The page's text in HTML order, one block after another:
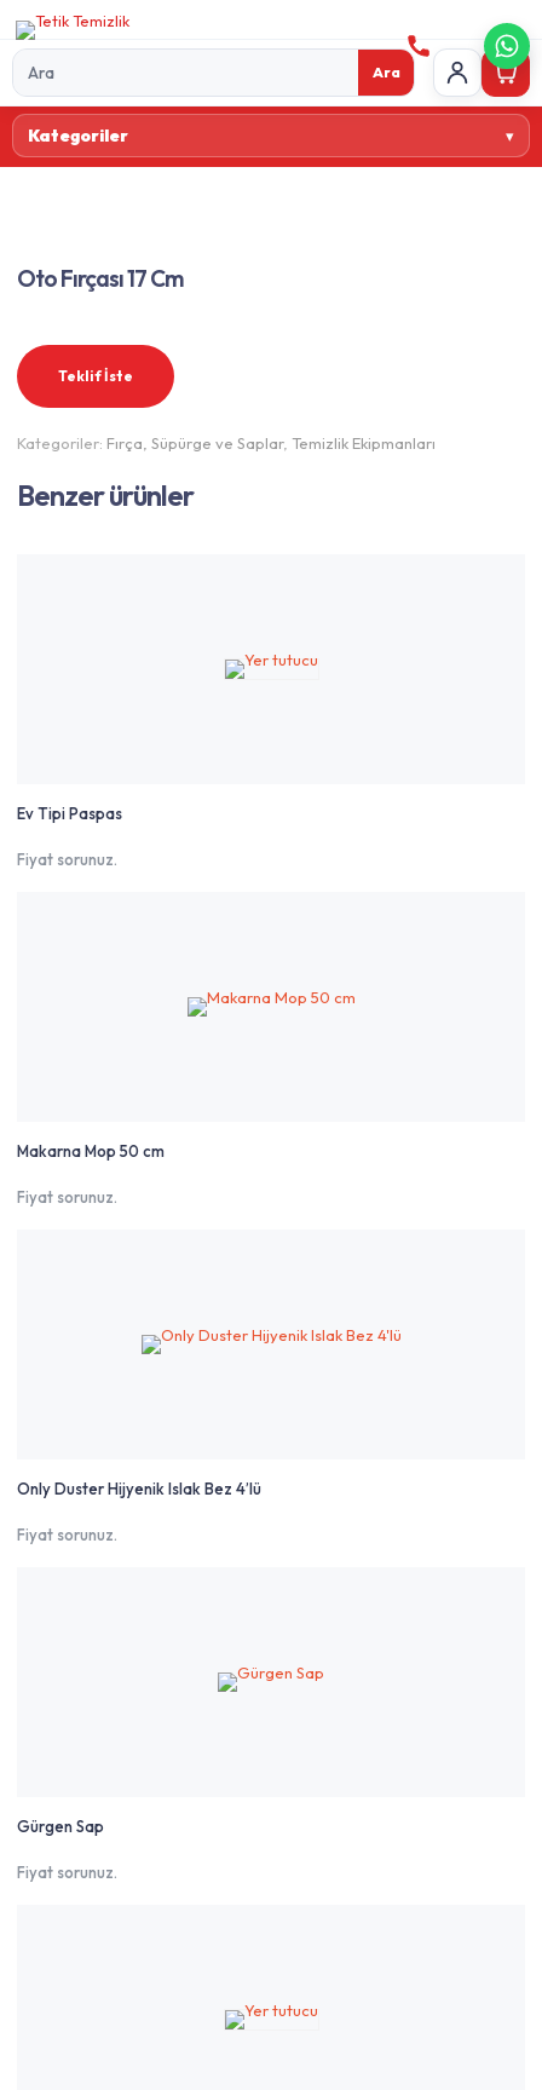
Ürün
ara
Ara
Kategoriler
Oto Fırçası 17 Cm
Teklif İste
Kategoriler: Fırça, Süpürge ve Saplar, Temizlik Ekipmanları
Benzer ürünler
Ev Tipi Paspas
Fiyat sorunuz.
Makarna Mop 50 cm
Fiyat sorunuz.
Only Duster Hijyenik Islak Bez 4’lü
Fiyat sorunuz.
Gürgen Sap
Fiyat sorunuz.